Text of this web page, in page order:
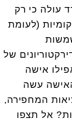
ב-4%. מהמדד עולה כי רק
(לעומת
משמשות
של
אישה
עשה
המחפירה,
אל תצפו